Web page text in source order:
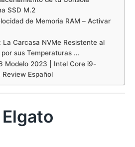
SSD M.2
de Memoria RAM – Activar
La Carcasa NVMe Resistente al
sus Temperaturas …
Modelo 2023 | Intel Core i9-
Español